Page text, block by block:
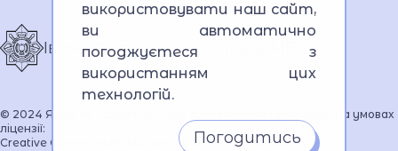
Івано-Франківський ліцей МВС
© 2024 Якщо не зазначено інше всі матеріали розміщені на умовах
ліцензії:
Creative Commons Attribution 4.0 International license
використовувати наш сайт,
ви автоматично
погоджуєтеся з
використанням цих
технологій.
Погодитись